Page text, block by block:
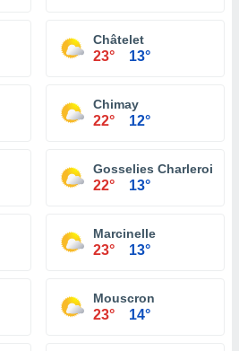
Châtelet
23° 13°
Chimay
22° 12°
Gosselies Charleroi
22° 13°
Marcinelle
23° 13°
Mouscron
23° 14°